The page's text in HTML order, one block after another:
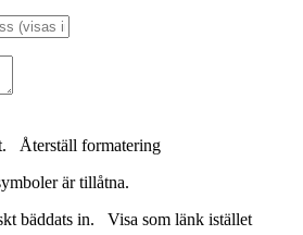
Återställ formatering
är tillåtna.
bäddats in. Visa som länk istället